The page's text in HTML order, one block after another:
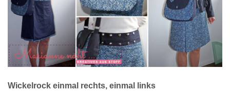
Wickelrock einmal rechts, einmal links